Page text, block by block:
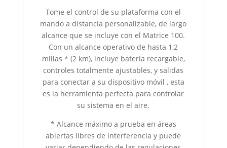
Tome el control de su plataforma con el
mando a distancia personalizable, de largo
alcance que se incluye con el Matrice 100.
Con un alcance operativo de hasta 1,2
millas * (2 km), incluye batería recargable,
controles totalmente ajustables, y salidas
para conectar a su dispositivo móvil , esta
es la herramienta perfecta para controlar
su sistema en el aire.
* Alcance máximo a prueba en áreas
abiertas libres de interferencia y puede